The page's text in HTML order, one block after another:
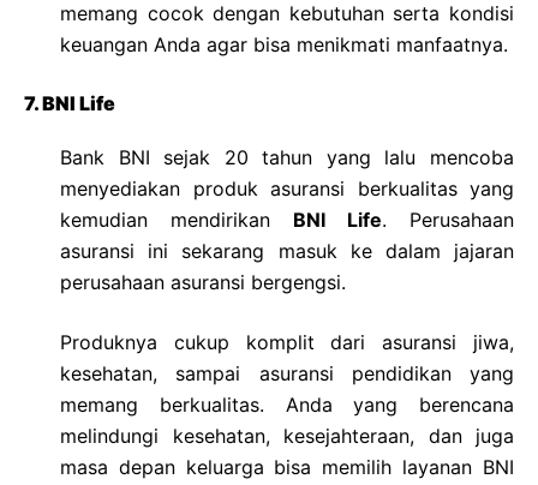
memang cocok dengan kebutuhan serta kondisi
keuangan Anda agar bisa menikmati manfaatnya.
7. BNI Life
Bank BNI sejak 20 tahun yang lalu mencoba
menyediakan produk asuransi berkualitas yang
kemudian mendirikan BNI Life. Perusahaan
asuransi ini sekarang masuk ke dalam jajaran
perusahaan asuransi bergengsi.
Produknya cukup komplit dari asuransi jiwa,
kesehatan, sampai asuransi pendidikan yang
memang berkualitas. Anda yang berencana
melindungi kesehatan, kesejahteraan, dan juga
masa depan keluarga bisa memilih layanan BNI